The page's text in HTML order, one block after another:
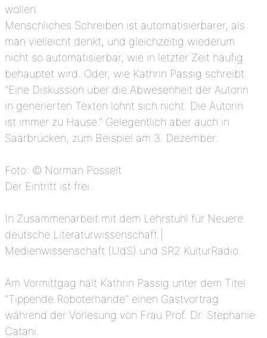
wollen.
Menschliches Schreiben ist automatisierbarer, als
man vielleicht denkt, und gleichzeitig wiederum
nicht so automatisierbar, wie in letzter Zeit häufig
behauptet wird. Oder, wie Kathrin Passig schreibt:
"Eine Diskussion über die Abwesenheit der Autorin
in generierten Texten lohnt sich nicht. Die Autorin
ist immer zu Hause." Gelegentlich aber auch in
Saarbrücken, zum Beispiel am 3. Dezember.
Foto: © Norman Posselt
Der Eintritt ist frei.
In Zusammenarbeit mit dem Lehrstuhl für Neuere
deutsche Literaturwissenschaft |
Medienwissenschaft (UdS) und SR2 KulturRadio.
Am Vormittgag hält Kathrin Passig unter dem Titel
"Tippende Roboterhände" einen Gastvortrag
während der Vorlesung von Frau Prof. Dr. Stephanie
Catani.